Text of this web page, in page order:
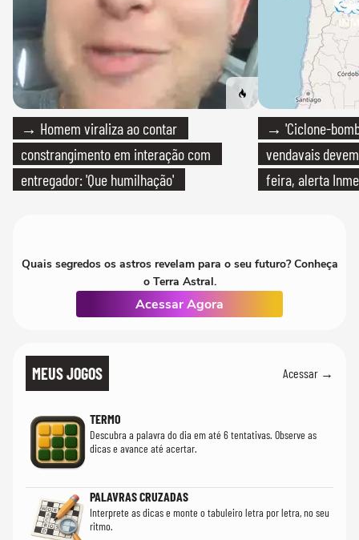
→ Homem viraliza ao contar
constrangimento em interação com
entregador: 'Que humilhação'
→ 'Ciclone-
vendavais
feira, alerta
Quais segredos os astros revelam para o seu futuro? Conheça
o Terra Astral.
Acessar Agora
MEUS JOGOS Acessar →
TERMO
Descubra a palavra do dia em até 6 tentativas. Observe as
dicas e avance até acertar.
PALAVRAS CRUZADAS
Interprete as dicas e monte o tabuleiro letra por letra, no seu
ritmo.